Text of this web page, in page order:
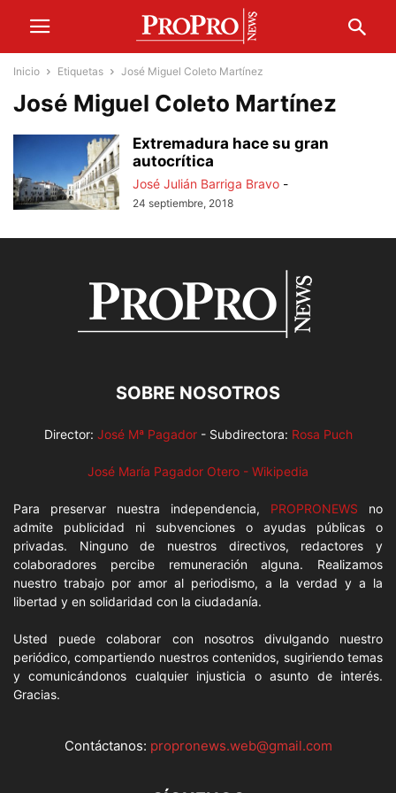
Inicio Etiquetas José Miguel Coleto Martínez
José Miguel Coleto Martínez
Extremadura hace su gran
autocrítica
José Julián Barriga Bravo -
24 septiembre, 2018
SOBRE NOSOTROS
Director: José Mª Pagador- Subdirectora: Rosa Puch
José María Pagador Otero - Wikipedia
Para preservar nuestra independencia, PROPRONEWS no
admite publicidad ni subvenciones o ayudas públicas o
privadas. Ninguno de nuestros directivos, redactores y
colaboradores percibe remuneración alguna. Realizamos
nuestro trabajo por amor al periodismo, a la verdad y a la
libertad y en solidaridad con la ciudadanía.
Usted puede colaborar con nosotros divulgando nuestro
periódico, compartiendo nuestros contenidos, sugiriendo temas
y comunicándonos cualquier injusticia o asunto de interés.
Gracias.
Contáctanos: propronews.web@gmail.com